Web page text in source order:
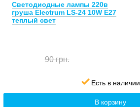
Светодиодные лампы 220в
груша Electrum LS-24 10W E27
теплый свет
90 грн.
Есть в наличии
В корзину